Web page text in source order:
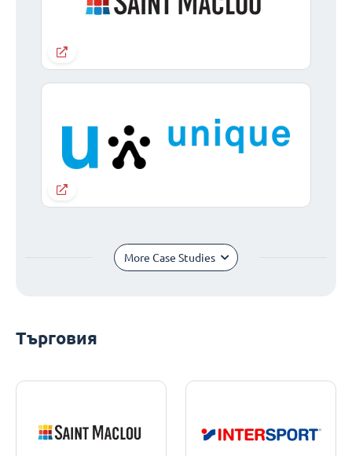
More Case Studies
Търговия